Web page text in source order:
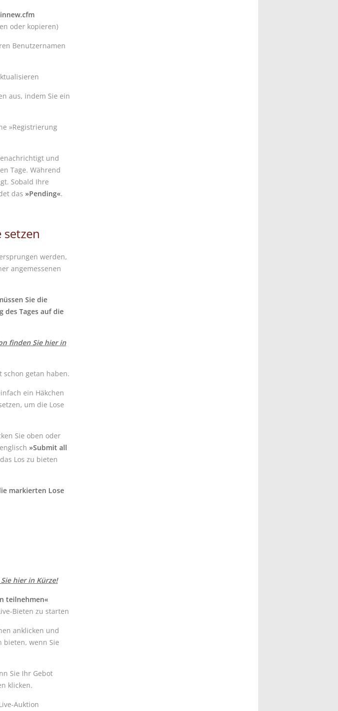
oder kopieren)
Benutzernamen
aus, indem Sie ein
»Registrierung
und
Tage. Während
Sobald Ihre
das »Pending«.
werden,
angemessenen
Sie die
des Tages auf die
finden Sie hier in
schon getan haben.
ein Häkchen
um die Lose
Sie oben oder
»Submit all
Los zu bieten
markierten Lose
hier in Kürze!
teilnehmen«
Bieten zu starten
anklicken und
bieten, wenn Sie
Sie Ihr Gebot
klicken.
Auktion